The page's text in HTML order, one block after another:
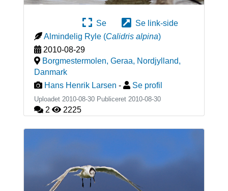
Se
Se link-side
Almindelig Ryle (Calidris alpina)
2010-08-29
Borgmestermolen, Geraa, Nordjylland,
Danmark
Hans Henrik Larsen - Se profil
Uploadet 2010-08-30 Publiceret 2010-08-30
2 2225